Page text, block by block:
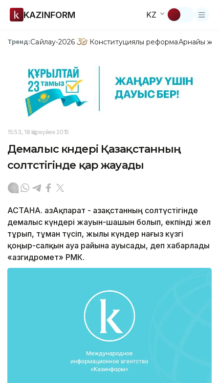
KAZINFORM KZ
Тренд:Сайлау-2026 Конституциялық реформаАрнайы
15:53, 18 Қыркүйек 2015
Демалыс күндері Қазақстанның
солтүстігінде қар жауады
АСТАНА. ҚазАқпарат - Қазақстанның солтүстігінде
демалыс күндері жауын-шашын болып, екпінді жел
тұрып, тұман түсіп, жылы күндер нағыз күзгі
қоңыр-салқын ауа райына ауысады, деп хабарлады
«Қазгидромет» РМК.